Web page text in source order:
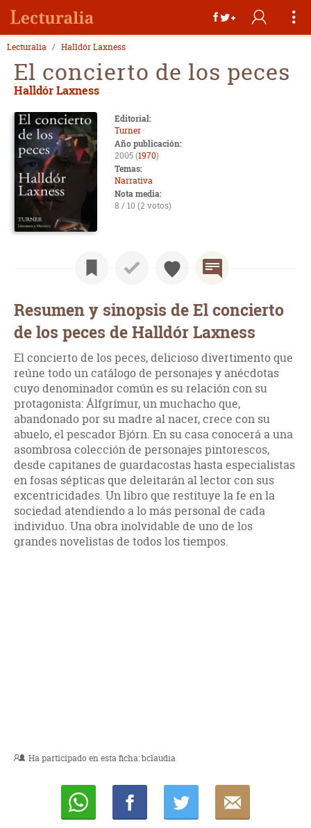
Lecturalia Halldór Laxness
El concierto de los peces
Halldór Laxness
Editorial:
Turner
Año publicación:
2005 (1970)
Temas:
Narrativa
Nota media:
8 / 10 (2 votos)
Resumen y sinopsis de El concierto
de los peces de Halldór Laxness
El concierto de los peces, delicioso divertimento que
reúne todo un catálogo de personajes y anécdotas
cuyo denominador común es su relación con su
protagonista: Álfgrímur, un muchacho que,
abandonado por su madre al nacer, crece con su
abuelo, el pescador Bjórn. En su casa conocerá a una
asombrosa colección de personajes pintorescos,
desde capitanes de guardacostas hasta especialistas
en fosas sépticas que deleitarán al lector con sus
excentricidades. Un libro que restituye la fe en la
sociedad atendiendo a lo más personal de cada
individuo. Una obra inolvidable de uno de los
grandes novelistas de todos los tiempos.
Ha participado en esta ficha:bclaudia